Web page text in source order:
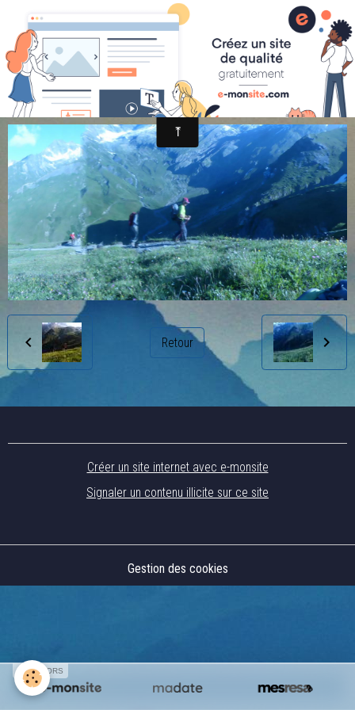
randonnée et découverte nature
a (37)
Retour
Créer un site internet avec e-monsite
Signaler un contenu illicite sur ce site
Gestion des cookies
SPONSORS